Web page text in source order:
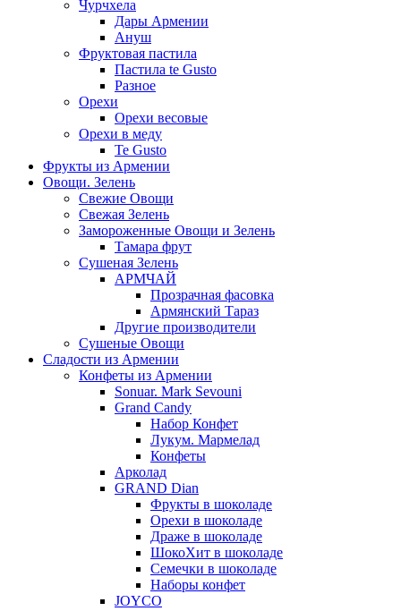
Чурчхела
Дары Армении
Ануш
Фруктовая пастила
Пастила te Gusto
Разное
Орехи
Орехи весовые
Орехи в меду
Te Gusto
Фрукты из Армении
Овощи. Зелень
Свежие Овощи
Свежая Зелень
Замороженные Овощи и Зелень
Тамара фрут
Сушеная Зелень
АРМЧАЙ
Прозрачная фасовка
Армянский Тараз
Другие производители
Сушеные Овощи
Сладости из Армении
Конфеты из Армении
Sonuar. Mark Sevouni
Grand Candy
Набор Конфет
Лукум. Мармелад
Конфеты
Арколад
GRAND Dian
Фрукты в шоколаде
Орехи в шоколаде
Драже в шоколаде
ШокоХит в шоколаде
Семечки в шоколаде
Наборы конфет
JOYCO